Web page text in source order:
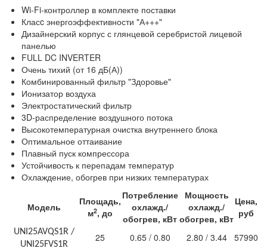
Wi-Fi-контроллер в комплекте поставки
Класc энергоэффективности "А+++"
Дизайнерский корпус с глянцевой серебристой лицевой
панелью
FULL DC INVERTER
Очень тихий (от 16 дБ(А))
Комбинированный фильтр "Здоровье"
Ионизатор воздуха
Электростатический фильтр
3D-распределение воздушного потока
Высокотемпературная очистка внутреннего блока
Оптимальное оттаивание
Плавный пуск компрессора
Устойчивость к перепадам температур
Охлаждение, обогрев при низких температурах
Модель
Площадь,
м2, до
Потребление
охлажд./
обогрев, кВт
Мощность
охлажд./
обогрев, кВт
Цена,
руб
UNI25AVQS1R /
UNI25FVS1R
25 0.65 / 0.80 2.80 / 3.44 57990